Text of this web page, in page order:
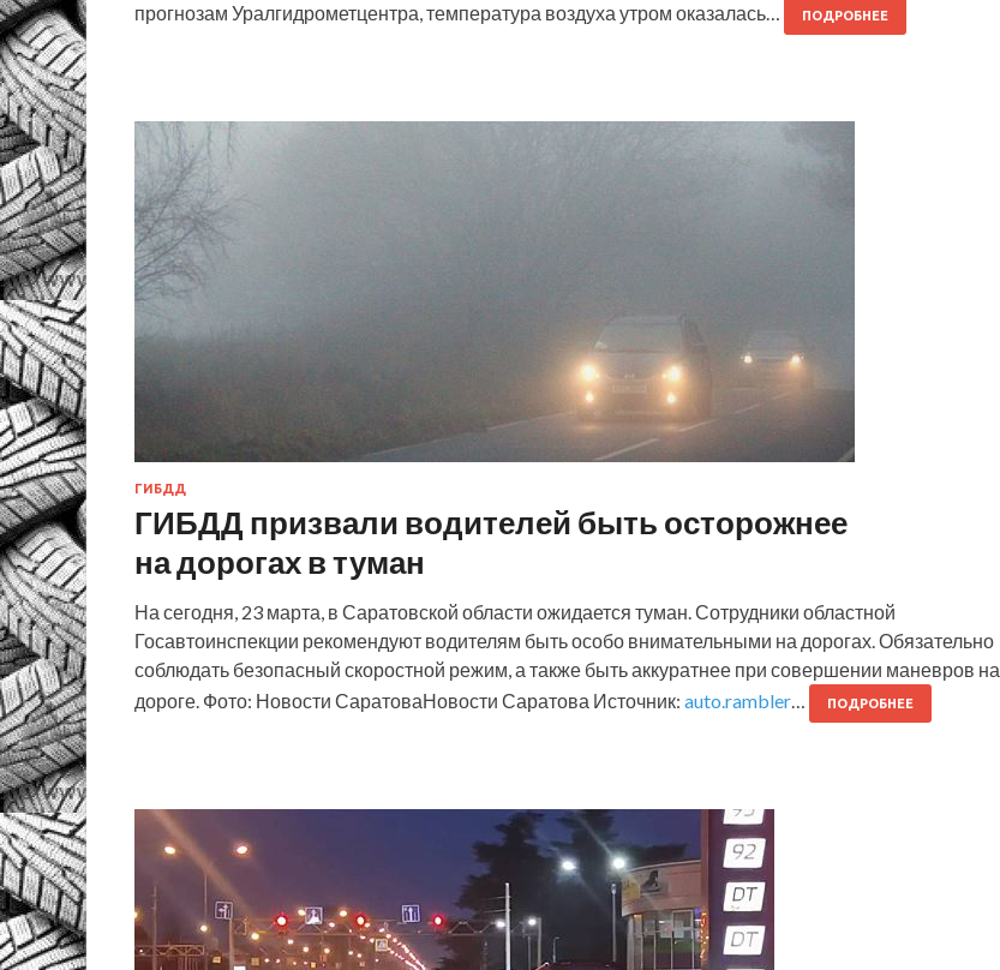
прогнозам Уралгидрометцентра, температура воздуха утром оказалась…
ПОДРОБНЕЕ
ГИБДД
ГИБДД призвали водителей быть осторожнее
на дорогах в туман
На сегодня, 23 марта, в Саратовской области ожидается туман. Сотрудники областной
Госавтоинспекции рекомендуют водителям быть особо внимательными на дорогах. Обязательно
соблюдать безопасный скоростной режим, а также быть аккуратнее при совершении маневров на
дороге. Фото: Новости СаратоваНовости Саратова Источник: auto.rambler… ПОДРОБНЕЕ